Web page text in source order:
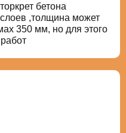
бетона
слоев ,толщина может
350 мм, но для этого